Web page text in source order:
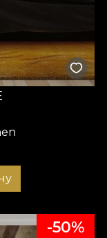
-50%